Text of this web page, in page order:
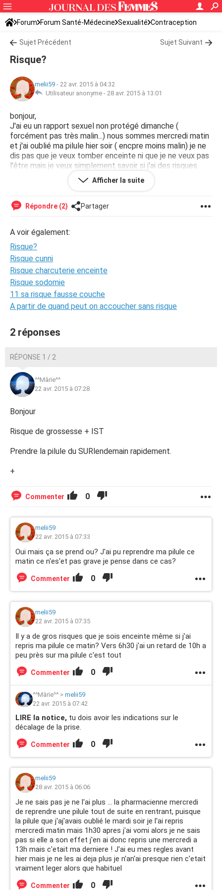
Forum Forum Santé-Médecine Sexualité Contraception
Sujet Précédent Sujet Suivant
Risque?
melii59 - 22 avr. 2015 à 04:32
Utilisateur anonyme - 28 avr. 2015 à 13:01
bonjour,
J'ai eu un rapport sexuel non protégé dimanche (
forcément pas très malin...) nous sommes mercredi matin
et j'ai oublié ma pilule hier soir ( encpre moins malin) je ne
dis pas que je veux tomber enceinte ni que je ne veux pas
l'être mais je veux simplement savoir si j'ai des risques.
Merci de me répondre... Car je ne pourrais pas la prendre
Afficher la suite
Répondre (2) Partager
A voir également:
Risque?
Risque cunni
Risque charcuterie enceinte
Risque sodomie
11 sa risque fausse couche
A partir de quand peut on accoucher sans risque
2 réponses
RÉPONSE 1 / 2
^^Mârïe^^
22 avr. 2015 à 07:28
Bonjour
Risque de grossesse + IST
Prendre la pilule du SURlendemain rapidement.
+
Commenter 0
melii59
22 avr. 2015 à 07:33
Oui mais ça se prend ou? J'ai pu reprendre ma pilule ce
matin ce n'es'et pas grave je pense dans ce cas?
Commenter 0
melii59
22 avr. 2015 à 07:35
Il y a de gros risques que je sois enceinte même si j'ai
repris ma pilule ce matin? Vers 6h30 j'ai un retard de 10h a
peu près sur ma pilule c'est tout
Commenter 0
^^Mârïe^^ > melii59
22 avr. 2015 à 07:42
LIRE la notice, tu dois avoir les indications sur le
décalage de la prise.
Commenter 0
melii59
28 avr. 2015 à 06:06
Je ne sais pas je ne l'ai plus ... la pharmacienne mercredi
de reprendre une pilule tout de suite en rentrant, puisque
la pilule que j'aj'avais oublié le mardi soir je l'ai repris
mercredi matin mais 1h30 apres j'ai vomi alors je ne sais
pas si elle a son effet j'en ai donc repris une mercredi a
13h mais c'etait ma derniere ! J'ai eu mes regles avant
hier mais je ne les ai deja plus je n'an'ai presque rien c'etait
vraiment leger alors que habituel
Commenter 0